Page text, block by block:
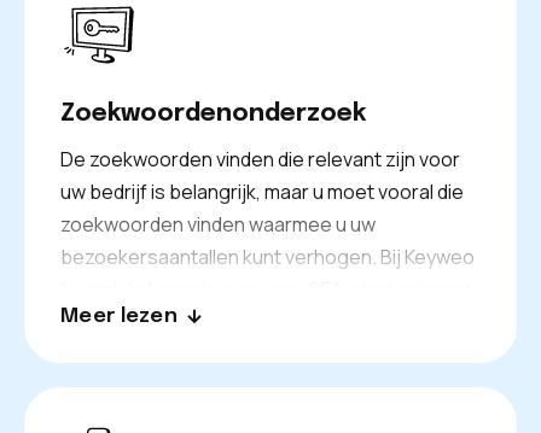
Zoekwoordenonderzoek
De zoekwoorden vinden die relevant zijn voor
uw bedrijf is belangrijk, maar u moet vooral die
zoekwoorden vinden waarmee u uw
bezoekersaantallen kunt verhogen. Bij Keyweo
de definitie van uw zoekwoorden.
zoekvolume, geen enkele wordt verwaarloosd
Meer lezen